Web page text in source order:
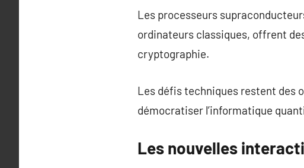
Les processeurs
ordinateurs classiques, offrent
cryptographie.
Les défis techniques restent des
démocratiser l’informatique
Les nouvelles